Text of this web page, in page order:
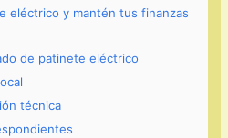
eléctrico y mantén tus finanzas
de patinete eléctrico
técnica